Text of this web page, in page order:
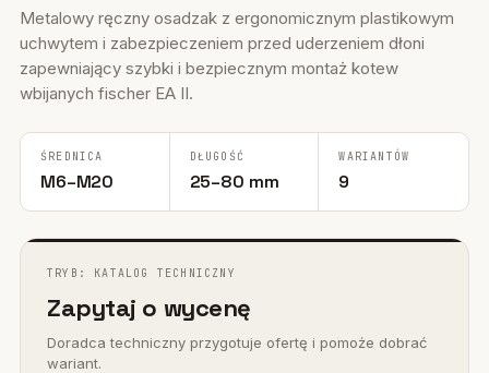
Firestop 17
Uszczelniacze, piany kleje
Metalowy ręczny osadzak z ergonomicznym plastikowym
uchwytem i zabezpieczeniem przed uderzeniem dłoni
zapewniający szybki i bezpiecznym montaż kotew
wbijanych fischer EA II.
ŚREDNICA
M6–M20
DŁUGOŚĆ
25–80 mm
WARIANTÓW
9
TRYB: KATALOG TECHNICZNY
Zapytaj o wycenę
Doradca techniczny przygotuje ofertę i pomoże dobrać
wariant.